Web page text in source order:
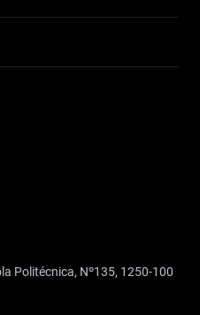
Politécnica, Nº135, 1250-100